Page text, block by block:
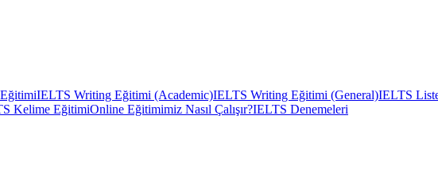
IELTS Writing Eğitimi (Academic)IELTS Writing Eğitimi (General)IELTS
Kelime EğitimiOnline Eğitimimiz Nasıl Çalışır?IELTS Denemeleri